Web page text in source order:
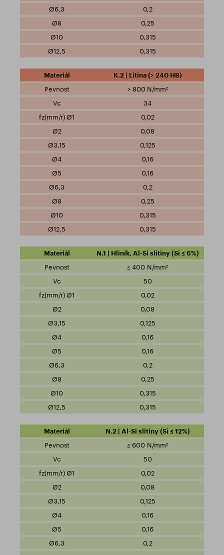
0,2
0,25
0,315
0,315
K.2 | Litina (> 240 HB)
> 800 N/mm²
34
0,02
0,08
0,125
0,16
0,16
0,2
0,25
0,315
0,315
N.1 | Hliník, Al-Si slitiny (Si ≤ 6%)
≤ 400 N/mm²
50
0,02
0,08
0,125
0,16
0,16
0,2
0,25
0,315
0,315
N.2 | Al-Si slitiny (Si ≤ 12%)
≤ 600 N/mm²
50
0,02
0,08
0,125
0,16
0,16
0,2